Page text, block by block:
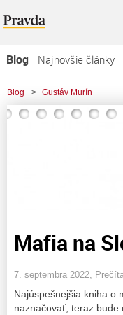
Blog
Najnovšie články
Najčítanejšie články
Najkomentovanejšie
Blog > Gustáv Murín
Mafia na
7. septembra 2022,
Najúspešnejšia kniha o
naznačovať, teraz bude